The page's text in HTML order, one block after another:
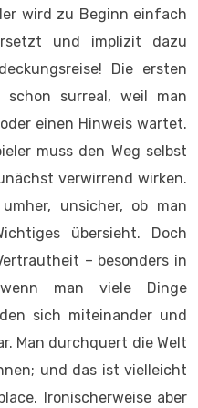
wird zu Beginn einfach
und implizit dazu
Die ersten
surreal, weil man
einen Hinweis wartet.
muss den Weg selbst
verwirrend wirken.
unsicher, ob man
übersieht. Doch
– besonders in
man viele Dinge
sich miteinander und
Man durchquert die Welt
und das ist vielleicht
Ironischerweise aber